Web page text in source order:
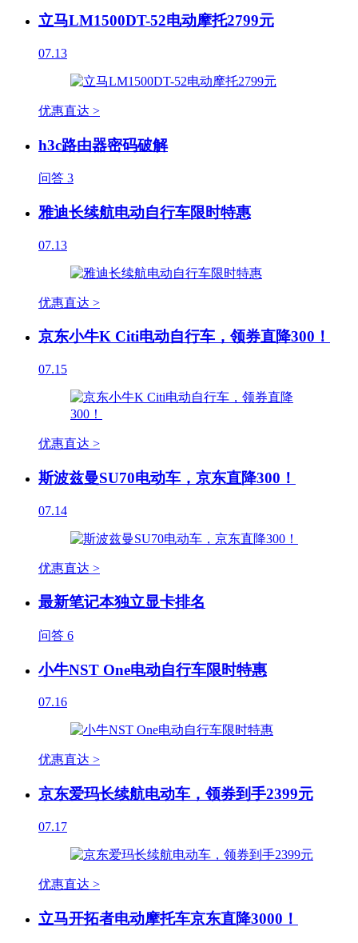
立马LM1500DT-52电动摩托2799元
07.13
优惠直达 >
h3c路由器密码破解
问答 3
雅迪长续航电动自行车限时特惠
07.13
优惠直达 >
京东小牛K Citi电动自行车，领券直降300！
07.15
优惠直达 >
斯波兹曼SU70电动车，京东直降300！
07.14
优惠直达 >
最新笔记本独立显卡排名
问答 6
小牛NST One电动自行车限时特惠
07.16
优惠直达 >
京东爱玛长续航电动车，领券到手2399元
07.17
优惠直达 >
立马开拓者电动摩托车京东直降3000！